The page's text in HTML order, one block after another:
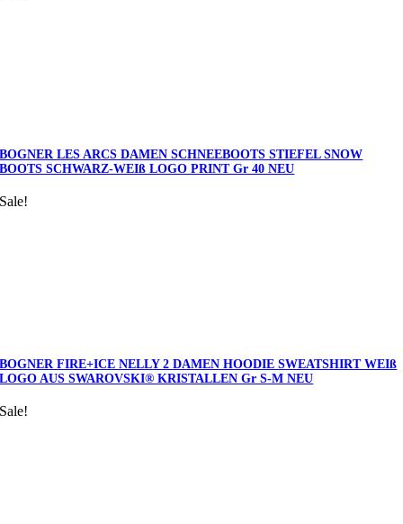
BOGNER LES ARCS DAMEN SCHNEEBOOTS STIEFEL SNOW
BOOTS SCHWARZ-WEIß LOGO PRINT Gr 40 NEU
Sale!
BOGNER FIRE+ICE NELLY 2 DAMEN HOODIE SWEATSHIRT WEIß
LOGO AUS SWAROVSKI® KRISTALLEN Gr S-M NEU
Sale!